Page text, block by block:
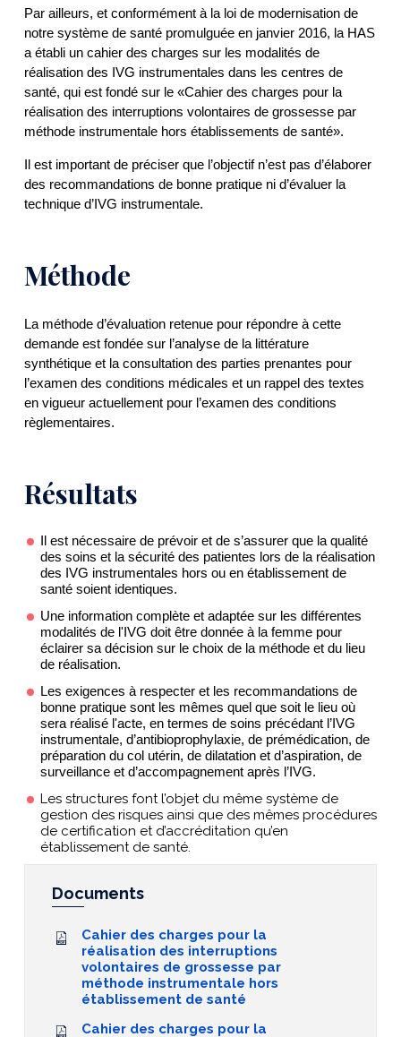
Par ailleurs, et conformément à la loi de modernisation de
notre système de santé promulguée en janvier 2016, la HAS
a établi un cahier des charges sur les modalités de
réalisation des IVG instrumentales dans les centres de
santé, qui est fondé sur le «Cahier des charges pour la
réalisation des interruptions volontaires de grossesse par
méthode instrumentale hors établissements de santé».
Il est important de préciser que l’objectif n’est pas d’élaborer
des recommandations de bonne pratique ni d’évaluer la
technique d’IVG instrumentale.
Méthode
La méthode d’évaluation retenue pour répondre à cette
demande est fondée sur l’analyse de la littérature
synthétique et la consultation des parties prenantes pour
l’examen des conditions médicales et un rappel des textes
en vigueur actuellement pour l’examen des conditions
règlementaires.
Résultats
Il est nécessaire de prévoir et de s’assurer que la qualité
des soins et la sécurité des patientes lors de la réalisation
des IVG instrumentales hors ou en établissement de
santé soient identiques.
Une information complète et adaptée sur les différentes
modalités de l'IVG doit être donnée à la femme pour
éclairer sa décision sur le choix de la méthode et du lieu
de réalisation.
Les exigences à respecter et les recommandations de
bonne pratique sont les mêmes quel que soit le lieu où
sera réalisé l'acte, en termes de soins précédant l’IVG
instrumentale, d’antibioprophylaxie, de prémédication, de
préparation du col utérin, de dilatation et d’aspiration, de
surveillance et d’accompagnement après l’IVG.
Les structures font l’objet du même système de
gestion des risques ainsi que des mêmes procédures
de certification et d’accréditation qu’en
établissement de santé.
Documents
Cahier des charges pour la
réalisation des interruptions
volontaires de grossesse par
méthode instrumentale hors
établissement de santé
Cahier des charges pour la